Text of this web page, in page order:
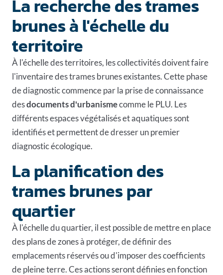
La recherche des trames
brunes à l'échelle du
territoire
À l'échelle des territoires, les collectivités doivent faire
l'inventaire des trames brunes existantes. Cette phase
de diagnostic commence par la prise de connaissance
desdocuments d'urbanismecomme lePLU. Les
différents espaces végétalisés et aquatiques sont
identifiés et permettent de dresser un premier
diagnostic écologique.
La planification des
trames brunes par
quartier
À l'échelle du quartier, il est possible de mettre en place
des plans de zones à protéger, de définir des
emplacements réservés ou d'imposer descoefficients
de pleine terre. Ces actions seront définies en fonction